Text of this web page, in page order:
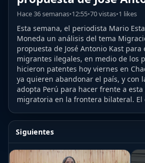
Hace 36 semanas•12:55•70 vistas•1 likes
Esta semana, el periodista Mario
Moneda un análisis del tema
propuesta de José Antonio Kast para
migrantes ilegales, en medio de los
hicieron patentes hoy viernes en
ya quieren abandonar el país, y con
adopta Perú para hacer frente a
migratoria en la frontera bilateral.
Siguientes